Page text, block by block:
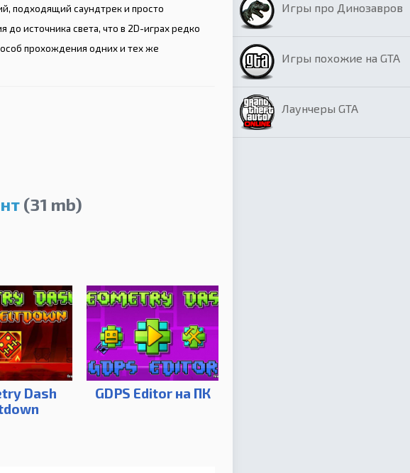
подходящий саундтрек и просто
источника света, что в 2D-играх редко
прохождения одних и тех же
(31 mb)
Dash
GDPS Editor на ПК
Игры про Динозавров
Игры похожие на GTA
Лаунчеры GTA